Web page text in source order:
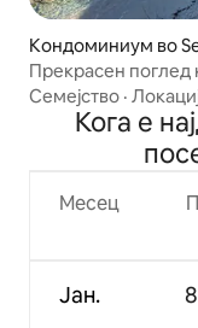
Кондоминиум во
Прекрасен поглед
Семејство ·
Кога е
Месец
Јан.